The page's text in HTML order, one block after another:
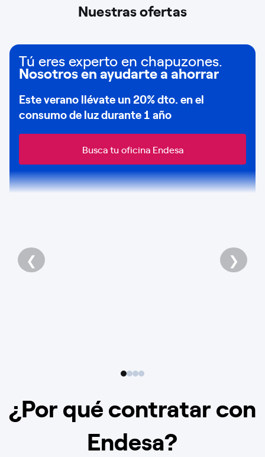
Nuestras ofertas
Tú eres experto en chapuzones.
Nosotros en ayudarte a ahorrar
Este verano llévate un20% dto. en el
consumo deluz durante 1 año
Busca tu oficina Endesa
❮ ❯
¿Por qué contratar con
Endesa?